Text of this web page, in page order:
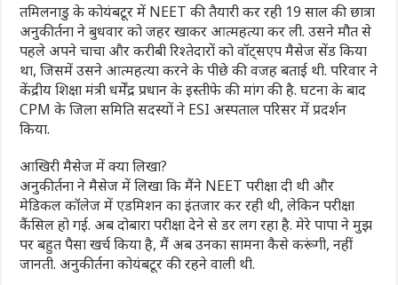
तमिलनाडु के कोयंबटूर में NEET की तैयारी कर रही 19 साल की छात्रा
अनुकीर्तना ने बुधवार को जहर खाकर आत्महत्या कर ली. उसने मौत से
पहले अपने चाचा और करीबी रिश्तेदारों को वॉट्सएप मैसेज सेंड किया
था, जिसमें उसने आत्‍महत्‍या करने के पीछे की वजह बताई थी. परिवार ने
केंद्रीय शिक्षा मंत्री धर्मेंद्र प्रधान के इस्तीफे की मांग की है. घटना के बाद
CPM के जिला समिति सदस्यों ने ESI अस्पताल परिसर में प्रदर्शन
किया.
आख‍िरी मैसेज में क्‍या लिखा?
अनुकीर्तना ने मैसेज में लिखा कि मैंने NEET परीक्षा दी थी और
मेडिकल कॉलेज में एडमिशन का इंतजार कर रही थी, लेकिन परीक्षा
कैंसिल हो गई. अब दोबारा परीक्षा देने से डर लग रहा है. मेरे पापा ने मुझ
पर बहुत पैसा खर्च किया है, मैं अब उनका सामना कैसे करूंगी, नहीं
जानती. अनुकीर्तना कोयंबटूर की रहने वाली थी.